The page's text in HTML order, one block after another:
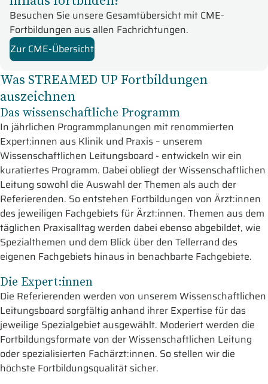
Besuchen Sie unsere Gesamtübersicht mit CME-
Fortbildungen aus allen Fachrichtungen.
Zur CME-Übersicht
Was STREAMED UP Fortbildungen
auszeichnen
Das wissenschaftliche Programm
In jährlichen Programmplanungen mit renommierten
Expert:innen aus Klinik und Praxis – unserem
Wissenschaftlichen Leitungsboard - entwickeln wir ein
kuratiertes Programm. Dabei obliegt der Wissenschaftlichen
Leitung sowohl die Auswahl der Themen als auch der
Referierenden. So entstehen Fortbildungen von Ärzt:innen
des jeweiligen Fachgebiets für Ärzt:innen. Themen aus dem
täglichen Praxisalltag werden dabei ebenso abgebildet, wie
Spezialthemen und dem Blick über den Tellerrand des
eigenen Fachgebiets hinaus in benachbarte Fachgebiete.
Die Expert:innen
Die Referierenden werden von unserem Wissenschaftlichen
Leitungsboard sorgfältig anhand ihrer Expertise für das
jeweilige Spezialgebiet ausgewählt. Moderiert werden die
Fortbildungsformate von der Wissenschaftlichen Leitung
oder spezialisierten Fachärzt:innen. So stellen wir die
höchste Fortbildungsqualität sicher.